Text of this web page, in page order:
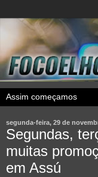
segunda-feira, 29 de
Segundas,
muitas
em Assú